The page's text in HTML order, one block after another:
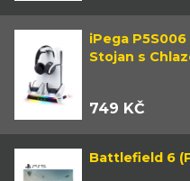
iPega
Stojan s
749 KČ
Battlefield 6